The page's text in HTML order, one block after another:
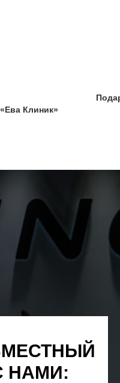
Клиник»
НАМИ: